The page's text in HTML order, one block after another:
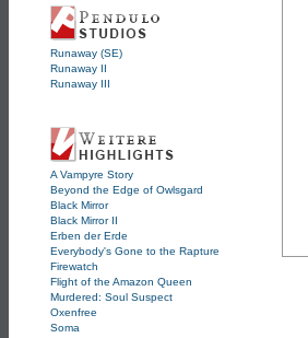
Runaway (SE)
Runaway II
Runaway III
A Vampyre Story
Beyond the Edge of Owlsgard
Black Mirror
Black Mirror II
Erben der Erde
Everybody's Gone to the Rapture
Firewatch
Flight of the Amazon Queen
Murdered: Soul Suspect
Oxenfree
Soma